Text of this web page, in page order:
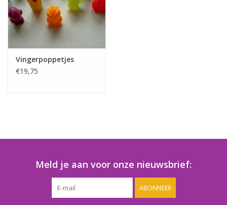
Speelgoedpakketten
Gevulde capsules & mixen
Vingerpoppetjes
€19,75
Meld je aan voor onze nieuwsbrief:
ABONNEER